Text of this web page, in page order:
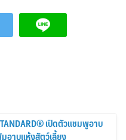
เปิดตัวแชมพูอาบ
อาบแห้งสัตว์เลี้ยง